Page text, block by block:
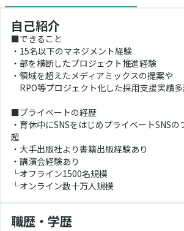
自己紹介
■できること
・15名以下のマネジメント経験
・部を横断したプロジェクト推進経験
・領域を超えたメディアミックスの提案や
RPO等プロジェクト化した採用支援実績
■プライベートの経歴
・育休中にSNSをはじめプライベートSNS
超
・大手出版社より書籍出版経験あり
・講演会経験あり
└オフライン1500名規模
└オンライン数十万人規模
職歴・学歴